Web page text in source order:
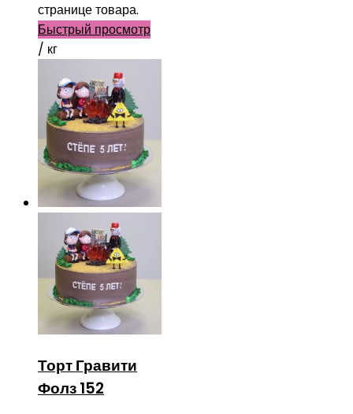
странице товара.
Быстрый просмотр
/ кг
Торт Гравити
Фолз 152